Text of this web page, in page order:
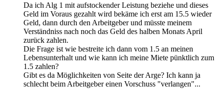
Da ich Alg 1 mit aufstockender Leistung beziehe und dieses
Geld im Voraus gezahlt wird bekäme ich erst am 15.5 wieder
Geld, dann durch den Arbeitgeber und müsste meinem
Verständniss nach noch das Geld des halben Monats April
zurück zahlen.
Die Frage ist wie bestreite ich dann vom 1.5 an meinen
Lebensunterhalt und wie kann ich meine Miete pünktlich zum
1.5 zahlen?
Gibt es da Möglichkeiten von Seite der Arge? Ich kann ja
schlecht beim Arbeitgeber einen Vorschuss "verlangen"...